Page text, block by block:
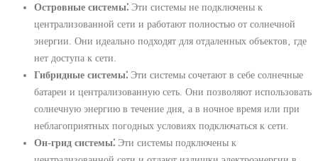
Островные системы⁚ Эти системы не подключены к
централизованной сети и работают полностью от солнечной
энергии. Они идеально подходят для отдаленных объектов‚ где
нет доступа к сети.
Гибридные системы⁚ Эти системы сочетают в себе солнечные
батареи и централизованную сеть. Они позволяют использовать
солнечную энергию в течение дня‚ а в ночное время или при
неблагоприятных погодных условиях подключаться к сети.
Он-грид системы⁚ Эти системы подключены к